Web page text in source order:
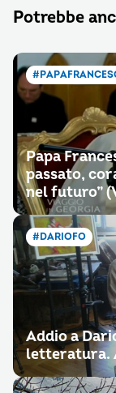
Potrebbe
Papa
passato,
nel futuro”
#DARIOFO
Addio a
letteratura.